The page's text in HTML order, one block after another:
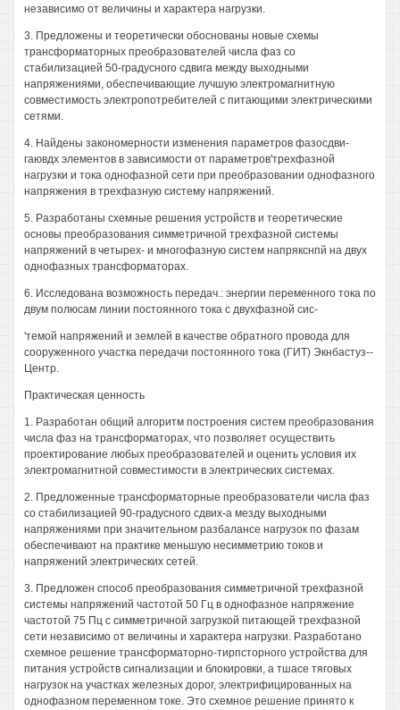
независимо от величины и характера нагрузки.
3. Предложены и теоретически обоснованы новые схемы
трансформаторных преобразователей числа фаз со
стабилизацией 50-градусного сдвига между выходными
напряжениями, обеспечивающие лучшую электромагнитную
совместимость электропотребителей с питающими электрическими
сетями.
4. Найдены закономерности изменения параметров фазосдви-
гаювдх элементов в зависимости от параметров'трехфазной
нагрузки и тока однофазной сети при преобразовании однофазного
напряжения в трехфазную систему напряжений.
5. Разработаны схемные решения устройств и теоретические
основы преобразования симметричной трехфазной системы
напряжений в четырех- и многофазную систем напрякснпй на двух
однофазных трансформаторах.
6. Исследована возможность передач.: энергии переменного тока по
двум полюсам линии постоянного тока с двухфазной сис-
'темой напряжений и землей в качестве обратного провода для
сооруженного участка передачи постоянного тока (ГИТ) Экнбастуз--
Центр.
Практическая ценность
1. Разработан общий алгоритм построения систем преобразования
числа фаз на трансформаторах, что позволяет осуществить
проектирование любых преобразователей и оценить условия их
электромагнитной совместимости в электрических системах.
2. Предложенные трансформаторные преобразователи числа фаз
со стабилизацией 90-градусного сдвих-а мезду выходными
напряжениями при значительном разбалансе нагрузок по фазам
обеспечивают на практике меньшую несимметрию токов и
напряжений электрических сетей.
3. Предложен способ преобразования симметричной трехфазной
системы напряжений частотой 50 Гц в однофазное напряжение
частотой 75 Пц с симметричной загрузкой питающей трехфазной
сети независимо от величины и характера нагрузки. Разработано
схемное решение трансформаторно-тирпсторного устройства для
питания устройств сигнализации и блокировки, а тшасе тяговых
нагрузок на участках железных дорог, электрифицированных на
однофазном переменном токе. Это схемное решение принято к